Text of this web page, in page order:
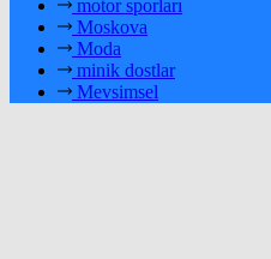
motor sporları
Moskova
Moda
minik dostlar
Mevsimsel